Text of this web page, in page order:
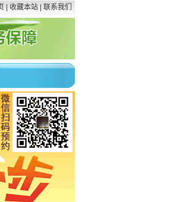
收藏本站 联系我们